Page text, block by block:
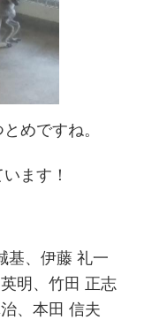
めですね。
ます！
基、伊藤 礼一
明、竹田 正志
、本田 信夫